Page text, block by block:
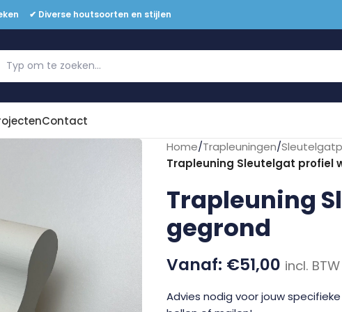
✔ Diverse houtsoorten en stijlen
Contact
Home/Trapleuningen/
Trapleuning Sleutelgat profiel
Trapleuning
gegrond
€51,00 incl. BTW
Advies nodig voor jouw